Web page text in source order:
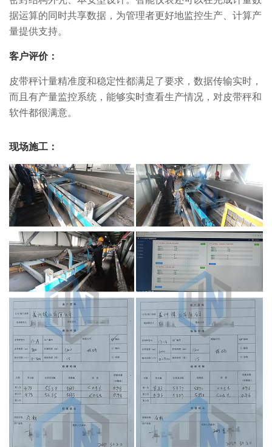
据运算的同时共享数据，为管理者更好地监控生产、计算产
量提供支持。
客户评价：
皮带秤计量精准度和稳定性都满足了要求，数据传输实时，
而且有产量监控系统，能够实时查看生产情况，对皮带秤和
软件都很满意。
现场施工：